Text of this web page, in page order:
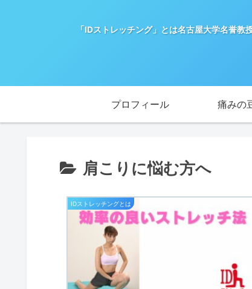
「IDストレッチング」とは名古屋大学名誉
プロフィール 痛みの
肩こりに悩む方へ
IDストレッチングとは